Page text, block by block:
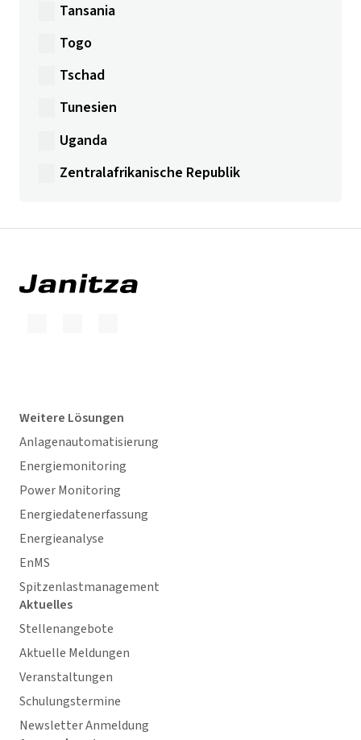
Tansania
Togo
Tschad
Tunesien
Uganda
Zentralafrikanische Republik
Weitere Lösungen
Anlagenautomatisierung
Energiemonitoring
Power Monitoring
Energiedatenerfassung
Energieanalyse
EnMS
Spitzenlastmanagement
Aktuelles
Stellenangebote
Aktuelle Meldungen
Veranstaltungen
Schulungstermine
Newsletter Anmeldung